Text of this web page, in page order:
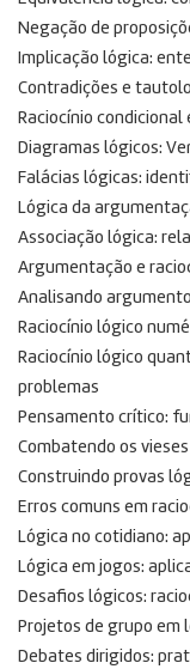
Negação de
Implicação lógica:
Contradições e
Raciocínio
Diagramas lógicos:
Falácias lógicas:
Lógica da
Associação lógica:
Argumentação e
Analisando
Raciocínio lógico
Raciocínio lógico
problemas
Pensamento crítico:
Combatendo os
Construindo provas
Erros comuns em
Lógica no cotidiano:
Lógica em jogos:
Desafios lógicos:
Projetos de grupo em
Debates dirigidos: